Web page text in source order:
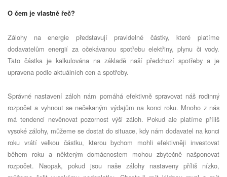
O čem je vlastně řeč?
Zálohy na energie představují pravidelné částky, které platíme
dodavatelům energií za očekávanou spotřebu elektřiny, plynu či vody.
Tato částka je kalkulována na základě naší předchozí spotřeby a je
upravena podle aktuálních cen a spotřeby.
Správné nastavení záloh nám pomáhá efektivně spravovat náš rodinný
rozpočet a vyhnout se nečekaným výdajům na konci roku. Mnoho z nás
má tendenci nevěnovat pozornost výši záloh. Pokud ale platíme příliš
vysoké zálohy, můžeme se dostat do situace, kdy nám dodavatel na konci
roku vrátí velkou částku, kterou bychom mohli efektivněji investovat
během roku a některým domácnostem mohou zbytečně našponovat
rozpočet. Naopak, pokud jsou naše zálohy nastaveny příliš nízko,